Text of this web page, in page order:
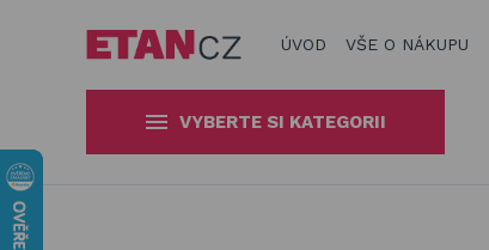
ÚVOD VŠE O NÁKUPU
VYBERTE SI KATEGORII